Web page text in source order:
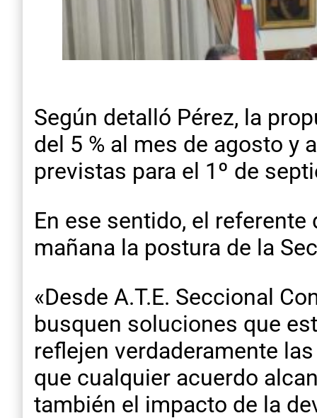
Según detalló Pérez, la
del 5 % al mes de agosto y
previstas para el 1º de
En ese sentido, el
mañana la postura de la
«Desde A.T.E. Seccional
busquen soluciones que
reflejen verdaderamente
que cualquier acuerdo
también el impacto de la